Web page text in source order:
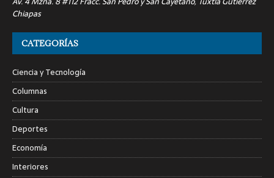
Chiapas
CATEGORÍAS
Ciencia y Tecnología
Columnas
Cultura
Deportes
Economía
Interiores